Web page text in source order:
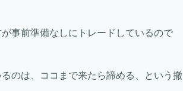
事前準備なしにトレードしているので
のは、ココまで来たら諦める、という撤